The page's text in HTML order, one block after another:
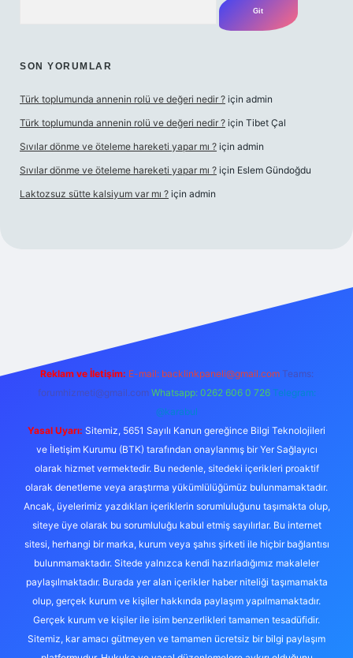
SON YORUMLAR
Türk toplumunda annenin rolü ve değeri nedir ? için admin
Türk toplumunda annenin rolü ve değeri nedir ? için Tibet Çal
Sıvılar dönme ve öteleme hareketi yapar mı ? için admin
Sıvılar dönme ve öteleme hareketi yapar mı ? için Eslem Gündoğdu
Laktozsuz sütte kalsiyum var mı ? için admin
Reklam ve İletişim: E-mail: backlinkpaneli@gmail.com Teams:
forumhizmeti@gmail.com Whatsapp: 0262 606 0 726 Telegram:
@karabul
Yasal Uyarı: Sitemiz, 5651 Sayılı Kanun gereğince Bilgi Teknolojileri
ve İletişim Kurumu (BTK) tarafından onaylanmış bir Yer Sağlayıcı
olarak hizmet vermektedir. Bu nedenle, sitedeki içerikleri proaktif
olarak denetleme veya araştırma yükümlülüğümüz bulunmamaktadır.
Ancak, üyelerimiz yazdıkları içeriklerin sorumluluğunu taşımakta olup,
siteye üye olarak bu sorumluluğu kabul etmiş sayılırlar. Bu internet
sitesi, herhangi bir marka, kurum veya şahıs şirketi ile hiçbir bağlantısı
bulunmamaktadır. Sitede yalnızca kendi hazırladığımız makaleler
paylaşılmaktadır. Burada yer alan içerikler haber niteliği taşımamakta
olup, gerçek kurum ve kişiler hakkında paylaşım yapılmamaktadır.
Gerçek kurum ve kişiler ile isim benzerlikleri tamamen tesadüfidir.
Sitemiz, kar amacı gütmeyen ve tamamen ücretsiz bir bilgi paylaşım